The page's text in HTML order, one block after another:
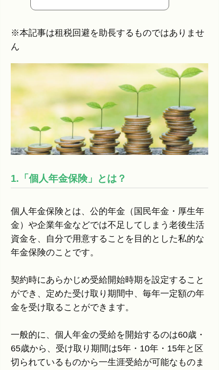
※本記事は租税回避を助長するものではありませ
ん
1.「個人年金保険」とは？
個人年金保険とは、公的年金（国民年金・厚生年
金）や企業年金などでは不足してしまう老後生活
資金を、自分で用意することを目的とした私的な
年金保険のことです。
契約時にあらかじめ受給開始時期を設定すること
ができ、定めた受け取り期間中、毎年一定額の年
金を受け取ることができます。
一般的に、個人年金の受給を開始するのは60歳・
65歳から、受け取り期間は5年・10年・15年と区
切られているものから一生涯受給が可能なものま